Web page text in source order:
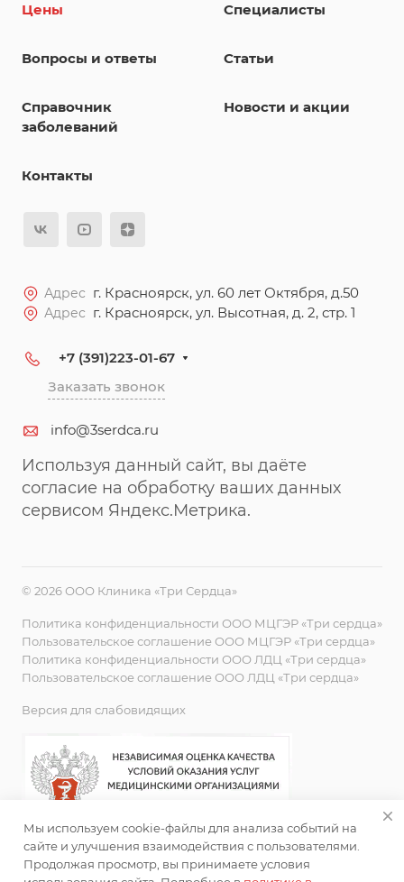
Цены Специалисты
Вопросы и ответы Статьи
Справочник
заболеваний
Новости и акции
Контакты
Адрес г. Красноярск, ул. 60 лет Октября, д.50
Адрес г. Красноярск, ул. Высотная, д. 2, стр. 1
+7 (391)223-01-67
Заказать звонок
info@3serdca.ru
Используя данный сайт, вы даёте
согласие на обработку ваших данных
сервисом Яндекс.Метрика.
© 2026 ООО Клиника «Три Сердца»
Политика конфиденциальности ООО МЦГЭР «Три сердца»
Пользовательское соглашение ООО МЦГЭР «Три сердца»
Политика конфиденциальности ООО ЛДЦ «Три сердца»
Пользовательское соглашение ООО ЛДЦ «Три сердца»
Версия для слабовидящих
Мы используем cookie-файлы для анализа событий на
сайте и улучшения взаимодействия с пользователями.
Продолжая просмотр, вы принимаете условия